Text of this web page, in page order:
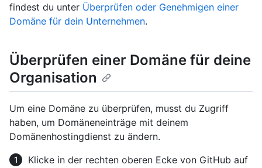
findest du unter Überprüfen oder Genehmigen einer
Domäne für dein Unternehmen.
Überprüfen einer Domäne für deine
Organisation
Um eine Domäne zu überprüfen, musst du Zugriff
haben, um Domäneneinträge mit deinem
Domänenhostingdienst zu ändern.
Klicke in der rechten oberen Ecke von GitHub auf